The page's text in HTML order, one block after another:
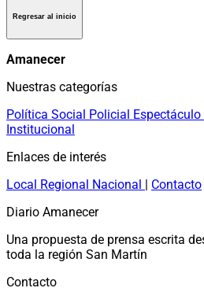
Regresar al inicio
Amanecer
Nuestras categorías
Política Social Policial Espectáculo
Institucional
Enlaces de interés
Local Regional Nacional | Contacto
Diario Amanecer
Una propuesta de prensa escrita
toda la región San Martín
Contacto